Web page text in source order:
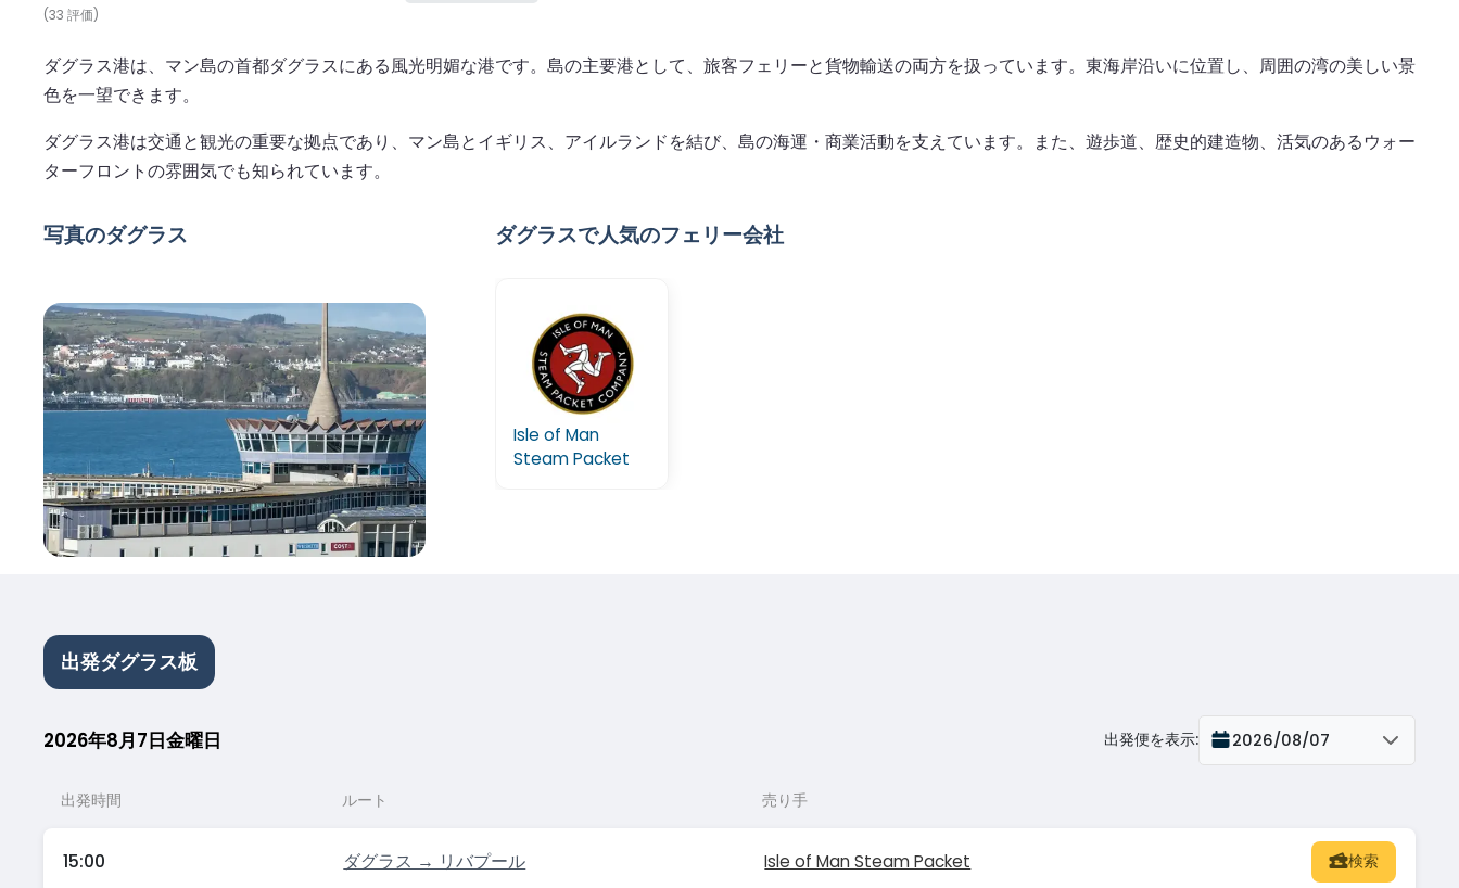
(33 評価)
ダグラス港は、マン島の首都ダグラスにある風光明媚な港です。島の主要港として、旅客フェリーと貨物輸送の両方を扱っています。東海岸沿いに位置し、周囲の湾の美しい景
色を一望できます。
ダグラス港は交通と観光の重要な拠点であり、マン島とイギリス、アイルランドを結び、島の海運・商業活動を支えています。また、遊歩道、歴史的建造物、活気のあるウォー
ターフロントの雰囲気でも知られています。
写真のダグラス ダグラスで人気のフェリー会社
Isle of Man
Steam Packet
出発ダグラス板
2026年8月7日金曜日 出発便を表示: 2026/08/07
出発時間 ルート 売り手
15:00 ダグラス → リバプール Isle of Man Steam Packet 検索